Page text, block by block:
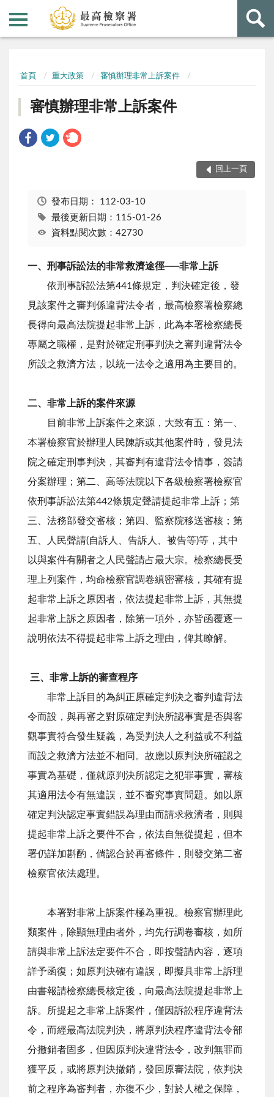
首頁 重大政策 審慎辦理非常上訴案件
審慎辦理非常上訴案件
回上一頁
發布日期： 112-03-10
最後更新日期：115-01-26
資料點閱次數：42730
一、刑事訴訟法的非常救濟途徑──非常上訴
依刑事訴訟法第441條規定，判決確定後，發
見該案件之審判係違背法令者，最高檢察署檢察總
長得向最高法院提起非常上訴，此為本署檢察總長
專屬之職權，是對於確定刑事判決之審判違背法令
所設之救濟方法，以統一法令之適用為主要目的。
二、非常上訴的案件來源
目前非常上訴案件之來源，大致有五：第一、
本署檢察官於辦理人民陳訴或其他案件時，發見法
院之確定刑事判決，其審判有違背法令情事，簽請
分案辦理；第二、高等法院以下各級檢察署檢察官
依刑事訴訟法第442條規定聲請提起非常上訴；第
三、法務部發交審核；第四、監察院移送審核；第
五、人民聲請(自訴人、告訴人、被告等)等，其中
以與案件有關者之人民聲請占最大宗。檢察總長受
理上列案件，均命檢察官調卷縝密審核，其確有提
起非常上訴之原因者，依法提起非常上訴，其無提
起非常上訴之原因者，除第一項外，亦皆函覆逐一
說明依法不得提起非常上訴之理由，俾其瞭解。
三、非常上訴的審查程序
非常上訴目的為糾正原確定判決之審判違背法
令而設，與再審之對原確定判決所認事實是否與客
觀事實符合發生疑義，為受判決人之利益戓不利益
而設之救濟方法並不相同。故應以原判決所確認之
事實為基礎，僅就原判決所認定之犯罪事實，審核
其適用法令有無違誤，並不審究事實問題。如以原
確定判決認定事實錯誤為理由而請求救濟者，則與
提起非常上訴之要件不合，依法自無從提起，但本
署仍詳加斟酌，倘認合於再審條件，則發交第二審
檢察官依法處理。
本署對非常上訴案件極為重視。檢察官辦理此
類案件，除顯無理由者外，均先行調卷審核，如所
請與非常上訴法定要件不合，即按聲請內容，逐項
詳予函復；如原判決確有違誤，即擬具非常上訴理
由書報請檢察總長核定後，向最高法院提起非常上
訴。所提起之非常上訴案件，僅因訴訟程序違背法
令，而經最高法院判決，將原判決程序違背法令部
分撤銷者固多，但因原判決違背法令，改判無罪而
獲平反，或將原判決撤銷，發回原審法院，依判決
前之程序為審判者，亦復不少，對於人權之保障，